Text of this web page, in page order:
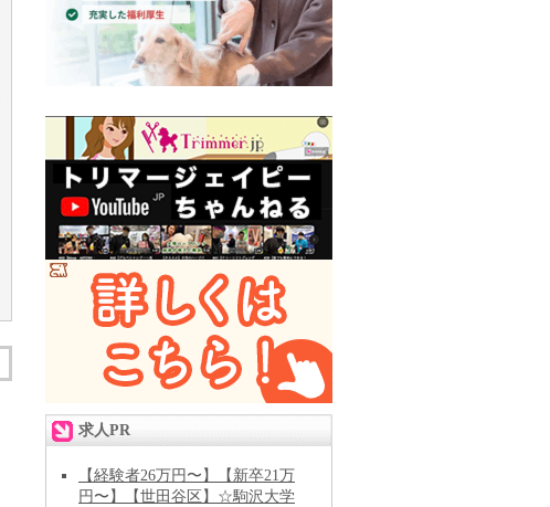
求人PR
【経験者26万円〜】【新卒21万
円〜】【世田谷区】☆駒沢大学